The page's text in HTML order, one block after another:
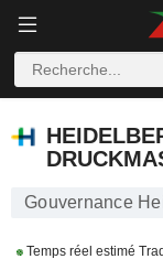
Gouvernance
Temps réel estimé